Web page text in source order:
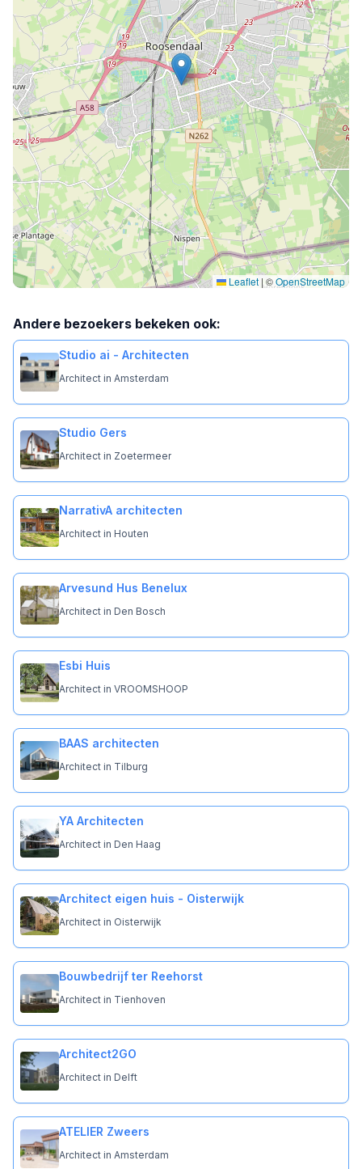
Leaflet | ©OpenStreetMap
Andere bezoekers bekeken ook:
Studio ai - Architecten
Architect in Amsterdam
Studio Gers
Architect in Zoetermeer
NarrativA architecten
Architect in Houten
Arvesund Hus Benelux
Architect in Den Bosch
Esbi Huis
Architect in VROOMSHOOP
BAAS architecten
Architect in Tilburg
YA Architecten
Architect in Den Haag
Architect eigen huis - Oisterwijk
Architect in Oisterwijk
Bouwbedrijf ter Reehorst
Architect in Tienhoven
Architect2GO
Architect in Delft
ATELIER Zweers
Architect in Amsterdam